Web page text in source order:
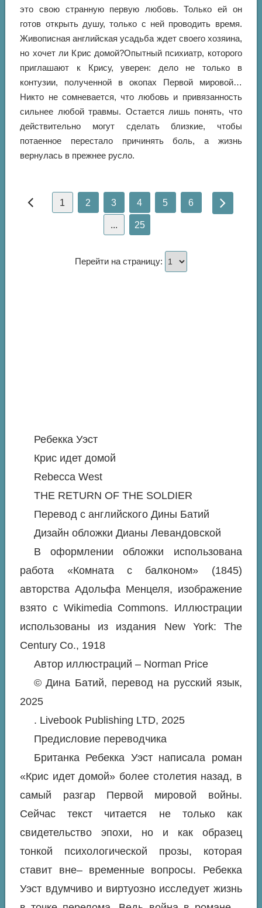
это свою странную первую любовь. Только ей он
готов открыть душу, только с ней проводить время.
Живописная английская усадьба ждет своего хозяина,
но хочет ли Крис домой?Опытный психиатр, которого
приглашают к Крису, уверен: дело не только в
контузии, полученной в окопах Первой мировой…
Никто не сомневается, что любовь и привязанность
сильнее любой травмы. Остается лишь понять, что
действительно могут сделать близкие, чтобы
потаенное перестало причинять боль, а жизнь
вернулась в прежнее русло.
1 2 3 4 5 6
... 25
Перейти на страницу:
Ребекка Уэст
Крис идет домой
Rebecca West
THE RETURN OF THE SOLDIER
Перевод с английского Дины Батий
Дизайн обложки Дианы Левандовской
В оформлении обложки использована
работа «Комната с балконом» (1845)
авторства Адольфа Менцеля, изображение
взято с Wikimedia Commons. Иллюстрации
использованы из издания New York: The
Century Co., 1918
Автор иллюстраций – Norman Price
© Дина Батий, перевод на русский язык,
2025
. Livebook Publishing LTD, 2025
Предисловие переводчика
Британка Ребекка Уэст написала роман
«Крис идет домой» более столетия назад, в
самый разгар Первой мировой войны.
Сейчас текст читается не только как
свидетельство эпохи, но и как образец
тонкой психологической прозы, которая
ставит вне– временные вопросы. Ребекка
Уэст вдумчиво и виртуозно исследует жизнь